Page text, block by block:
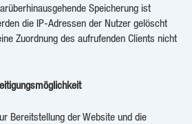
Speicherung ist
die IP-Adressen der Nutzer gelöscht
Zuordnung des aufrufenden Clients nicht
Bereitstellung der Website und die